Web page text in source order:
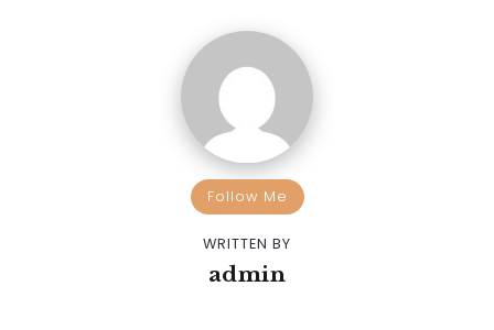
Follow Me
WRITTEN BY
admin